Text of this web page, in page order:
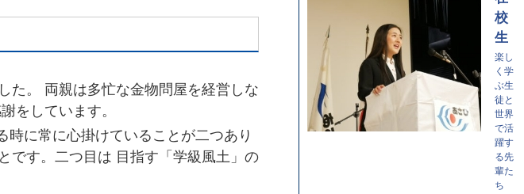
校
生
楽し
く学
ぶ生
徒と
世界
で活
躍す
る先
輩た
ち
た。 両親は多忙な金物問屋を経営しな
をしています。
に常に心掛けていることが二つあり
です。二つ目は 目指す「学級風土」の